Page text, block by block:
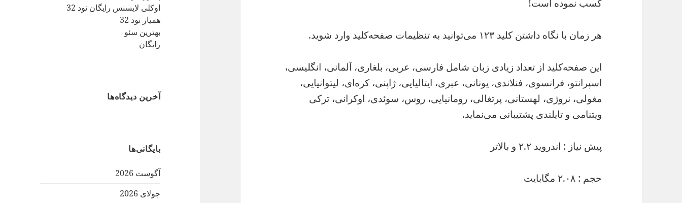
اوکلی لایسنس رایگان نود 32
همیار نود 32
بهترین سئو
رایگان
آخرین دیدگاه‌ها
بایگانی‌ها
آگوست 2026
جولای 2026
کسب نموده است!
هر زمان با نگاه داشتن کلید ۱۲۳ می‌توانید به تنظیمات صفحه‌کلید وارد شوید.
این صفحه‌کلید از تعداد زیادی زبان شامل فارسی، عربی، بلغاری، آلمانی، انگلیسی،
اسپرانتو، فرانسوی، فنلاندی، یونانی، عبری، ایتالیایی، ژاپنی، کره‌ای، لیتوانیایی،
مغولی، نروژی، لهستانی، پرتغالی، رومانیایی، روس، سوئدی، اوکرانی، ترکی
ویتنامی و تایلندی پشتیبانی می‌نماید.
پیش نیاز : اندروید ۲.۲ و بالاتر
حجم : ۲.۰۸ مگابایت